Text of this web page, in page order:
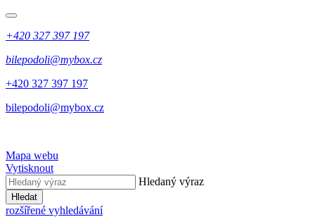
+420 327 397 197
bilepodoli@mybox.cz
+420 327 397 197
bilepodoli@mybox.cz
Mapa webu
Vytisknout
Hledaný výraz
Hledat
rozšířené vyhledávání